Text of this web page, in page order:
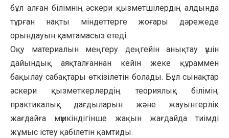
бұл алған білімнің әскери қызметшілердің алдында
тұрған нақты міндеттерге жоғары дәрежеде
орындауын қамтамасыз етеді.
Оқу материалын меңгеру деңгейін анықтау үшін
дайындық аяқталғаннан кейін жеке құраммен
бақылау сабақтары өткізілетін болады. Бұл сынақтар
әскери қызметкерлердің теориялық білімін,
практикалық дағдыларын және жауынгерлік
жағдайға мүмкіндігінше жақын жағдайда тиімді
жұмыс істеу қабілетін қамтиды.